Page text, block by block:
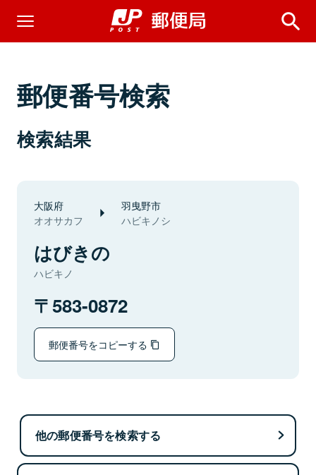
郵便番号検索
検索結果
大阪府
オオサカフ
羽曳野市
ハビキノシ
はびきの
ハビキノ
583-0872
郵便番号をコピーする
他の郵便番号を検索する